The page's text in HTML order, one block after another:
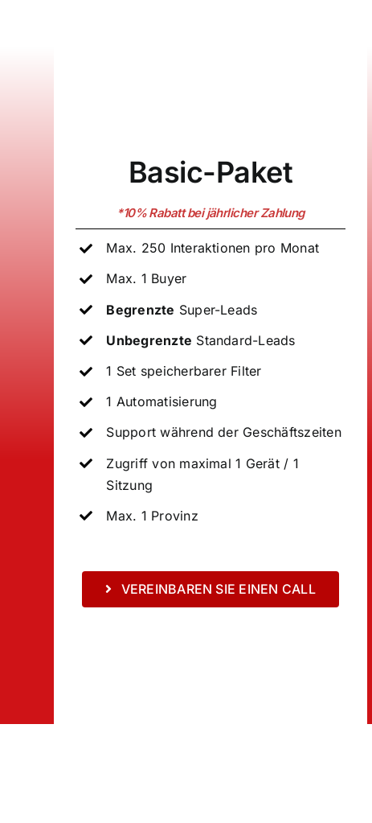
Basic-Paket
*10% Rabatt bei jährlicher Zahlung
Max. 250 Interaktionen pro Monat
Max. 1 Buyer
Begrenzte Super-Leads
Unbegrenzte Standard-Leads
1 Set speicherbarer Filter
1 Automatisierung
Support während der Geschäftszeiten
Zugriff von maximal 1 Gerät / 1
Sitzung
Max. 1 Provinz
VEREINBAREN SIE EINEN CALL